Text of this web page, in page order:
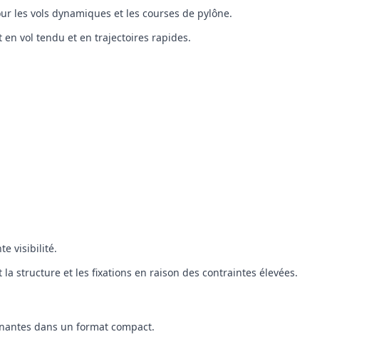
les vols dynamiques et les courses de pylône.
vol tendu et en trajectoires rapides.
visibilité.
structure et les fixations en raison des contraintes élevées.
dans un format compact.